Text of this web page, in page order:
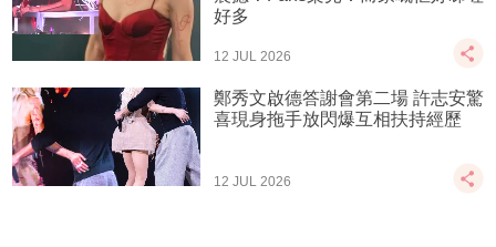
好多
12 JUL 2026
鄭秀文啟德答謝會第二場 許志安驚
喜現身拖手放閃爆互相扶持經歷
12 JUL 2026